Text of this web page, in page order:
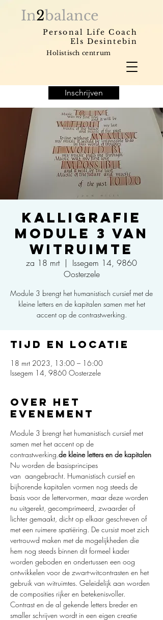
In2balance
Holistisch centrum
Personal Life Coach
Els Desintebin
Inschrijven
Kalligrafie
Module 3 van
Witruimte
za 18 mrt
  |
Issegem 14, 9860
Oosterzele
Module 3 brengt het humanistisch cursief met de
kleine letters en de kapitalen samen met het
accent op de contrastwerking.
Tijd en locatie
18 mrt 2023, 13:00 – 16:00
Issegem 14, 9860 Oosterzele
Over het
evenement
Module 3 brengt het humanistisch cursief met
samen met het accent op de
contrastwerking.de kleine letters en de kapitalen
Nu worden de basisprincipes
van aangebracht. Humanistisch cursief en
bijhorende kapitalen vormen nog steeds de
basis voor de lettervormen, maar deze worden
nu uitgerekt, gecomprimeerd, zwaarder of
lichter gemaakt, dicht op elkaar geschreven of
met een ruimere spatiëring. De cursist moet zich
vertrouwd maken met de mogelijkheden die
hem nog steeds binnen dit formeel kader
worden geboden en ondertussen een oog
ontwikkelen voor de zwart-witcontrasten en het
gebruik van witruimtes. Geleidelijk aan worden
de composities rijker en betekenisvoller.
Contrast en de al gekende letters breder en
smaller schrijven wordt in een eigen creatie